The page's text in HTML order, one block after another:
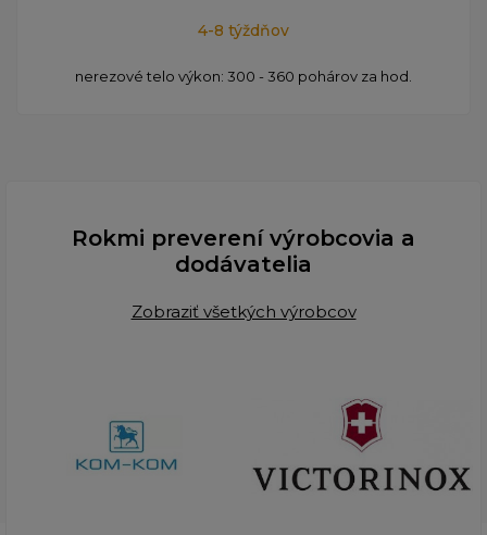
4-8 týždňov
nerezové telo výkon: 300 - 360 pohárov za hod.
Rokmi preverení výrobcovia a
dodávatelia
Zobraziť všetkých výrobcov